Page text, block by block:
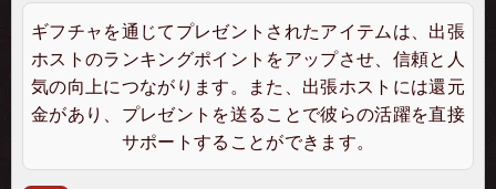
ギフチャを通じてプレゼントされたアイテムは、出張
ホストのランキングポイントをアップさせ、信頼と人
気の向上につながります。また、出張ホストには還元
金があり、プレゼントを送ることで彼らの活躍を直接
サポートすることができます。